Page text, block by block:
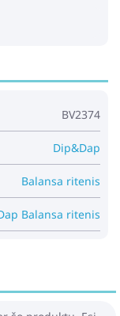
BV2374
Dip&Dap
Balansa ritenis
Balansa ritenis